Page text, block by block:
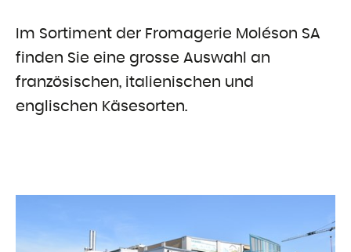
Im Sortiment der Fromagerie Moléson SA
finden Sie eine grosse Auswahl an
französischen, italienischen und
englischen Käsesorten.